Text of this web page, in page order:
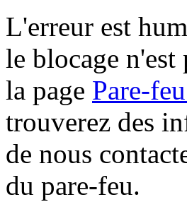
L'erreur est
le blocage
la page Pare-
trouverez des
de nous
du pare-feu.